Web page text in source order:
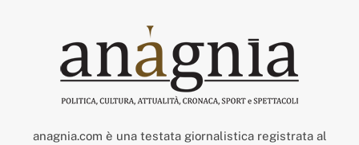
anagnia.com è una testata giornalistica registrata al